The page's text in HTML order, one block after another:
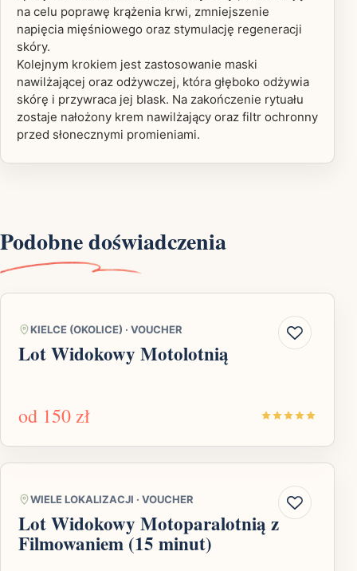
na celu poprawę krążenia krwi, zmniejszenie
napięcia mięśniowego oraz stymulację regeneracji
skóry.
Kolejnym krokiem jest zastosowanie maski
nawilżającej oraz odżywczej, która głęboko odżywia
skórę i przywraca jej blask. Na zakończenie rytuału
zostaje nałożony krem nawilżający oraz filtr ochronny
przed słonecznymi promieniami.
Podobne doświadczenia
KIELCE (OKOLICE) · VOUCHER
Lot Widokowy Motolotnią
od 150 zł
WIELE LOKALIZACJI · VOUCHER
Lot Widokowy Motoparalotnią z
Filmowaniem (15 minut)